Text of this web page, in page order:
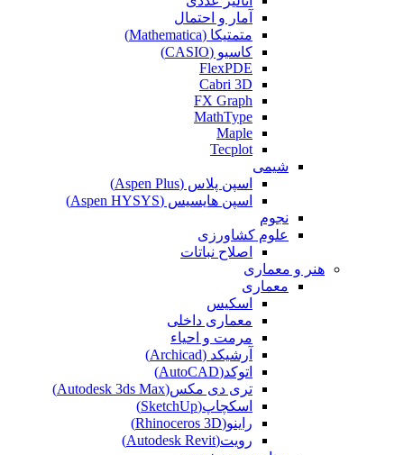
آمار و احتمال
متمتیکا (Mathematica)
کاسیو (CASIO)
FlexPDE
Cabri 3D
FX Graph
MathType
Maple
Tecplot
شیمی
اسپن پلاس (Aspen Plus)
اسپن هایسیس (Aspen HYSYS)
نجوم
علوم کشاورزی
اصلاح نباتات
هنر و معماری
معماری
اسکیس
معماری داخلی
مرمت و احیاء
آرشیکد (Archicad)
اتوکد(AutoCAD)
تری دی مکس(Autodesk 3ds Max)
اسکچاپ(SketchUp)
راینو(Rhinoceros 3D)
رویت(Autodesk Revit)